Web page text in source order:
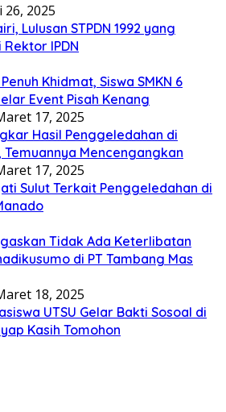
26, 2025
Lulusan STPDN 1992 yang
IPDN
Khidmat, Siswa SMKN 6
Event Pisah Kenang
17, 2025
Hasil Penggeledahan di
Temuannya Mencengangkan
17, 2025
Sulut Terkait Penggeledahan di
Tidak Ada Keterlibatan
di PT Tambang Mas
18, 2025
UTSU Gelar Bakti Sosoal di
Kasih Tomohon